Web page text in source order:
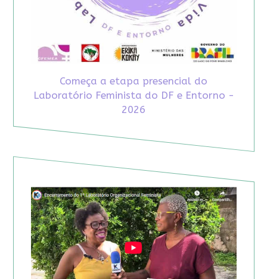
Começa a etapa presencial do
Laboratório Feminista do DF e Entorno -
2026